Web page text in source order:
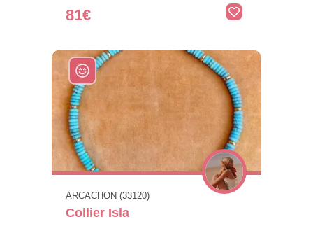
81€
ARCACHON (33120)
Collier Isla